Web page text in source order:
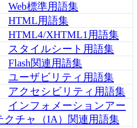
Web標準用語集
HTML用語集
HTML4/XHTML1用語集
スタイルシート用語集
Flash関連用語集
ユーザビリティ用語集
アクセシビリティ用語集
インフォメーションアー
クチャ（IA）関連用語集